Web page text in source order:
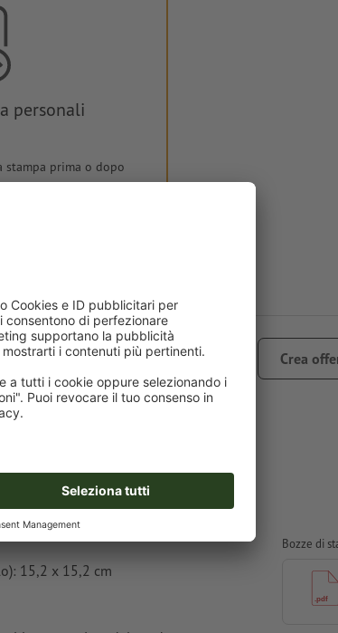
personali
stampa prima o dopo
IVA esclusa
CHF 64.13
incl. 8.1% IVA
CHF 69.32 Crea
Etichette prodotto,
15,2 x 15,2 cm
Bozze di